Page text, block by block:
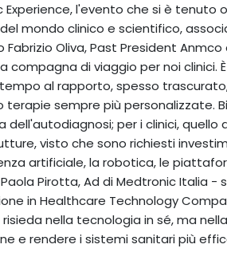
l'evento che si è tenuto
mondo clinico e scientifico,
Oliva, Past President
di viaggio per noi clinici.
al rapporto, spesso
sempre più personalizzate.
dell'autodiagnosi; per i clinici, quello
visto che sono richiesti
artificiale, la robotica, le
Pirotta, Ad di Medtronic Italia -
in Healthcare Technology
nella tecnologia in sé, ma
e rendere i sistemi sanitari più